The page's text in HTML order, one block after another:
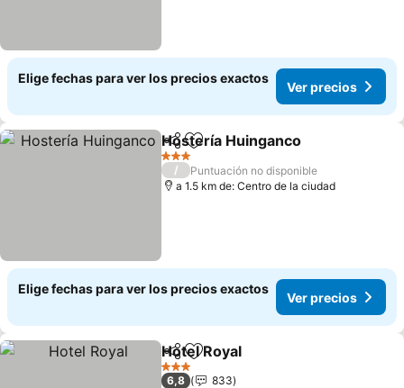
Elige fechas para ver los precios exactos
Ver precios
CompartirAgregar a favoritos
Hostería Huinganco
3 Estrellas
/
Puntuación no disponible
a 1.5 km de: Centro de la ciudad
Elige fechas para ver los precios exactos
Ver precios
CompartirAgregar a favoritos
Hotel Royal
3 Estrellas
6,8
833